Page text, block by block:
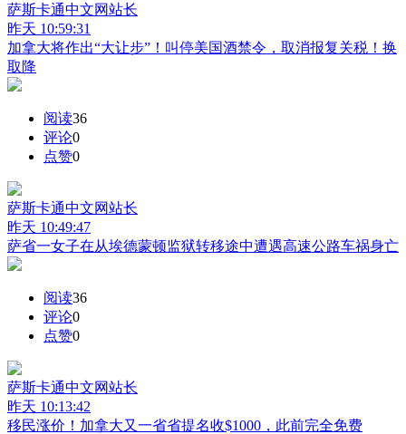
萨斯卡通中文网站长
昨天 10:59:31
加拿大将作出“大让步”！叫停美国酒禁令，取消报复关税！换
取降
阅读36
评论0
点赞0
萨斯卡通中文网站长
昨天 10:49:47
萨省一女子在从埃德蒙顿监狱转移途中遭遇高速公路车祸身亡
阅读36
评论0
点赞0
萨斯卡通中文网站长
昨天 10:13:42
移民涨价！加拿大又一省省提名收$1000，此前完全免费